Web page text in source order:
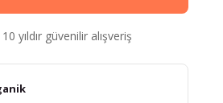
10 yıldır güvenilir alışveriş